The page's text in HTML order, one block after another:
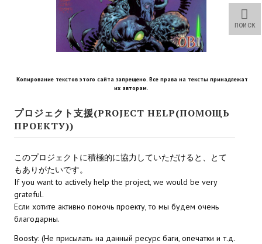
Sacred Gold Remaster Fan Edition
Red Faction remaster Fan Edition
Age of Pirates: Caribbean Tales Remaster Fan Edition
Корсары 3 Сундук мертвеца Remaster Fan Edition
Sea Dogs - City of Abandoned Ships Remaster Fan Edition
Sea Dogs Remaster Fan Edition
НОВОСТИ ПОРТАЛА
Новости
Новости Архив
Копирование текстов этого сайта запрещено. Все права на тексты принадлежат
их авторам.
プロジェクト支援(PROJECT HELP(ПОМОЩЬ
ПРОЕКТУ))
このプロジェクトに積極的に協力していただけると、とて
もありがたいです。
If you want to actively help the project, we would be very
grateful.
Если хотите активно помочь проекту, то мы будем очень
благодарны.
Boosty: (Не присылать на данный ресурс баги, опечатки и т.д.
ПОИСК